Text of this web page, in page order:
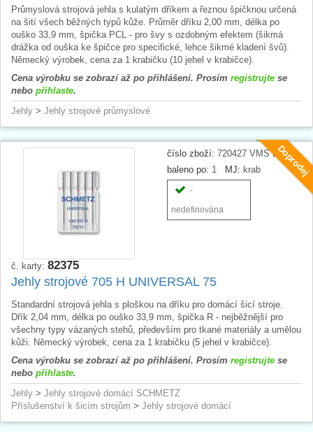
Průmyslová strojová jehla s kulatým dříkem a řeznou špičknou určená
na šití všech běžných typů kůže. Průměr dříku 2,00 mm, délka po
ouško 33,9 mm, špička PCL - pro švy s ozdobným efektem (šikmá
drážka od ouška ke špičce pro specifické, lehce šikmé kladení švů).
Německý výrobek, cena za 1 krabičku (10 jehel v krabičce).
Cena výrobku se zobrazí až po přihlášení. Prosím registrujte se
nebo přihlaste.
Jehly > Jehly strojové průmyslové
Doprodej
číslo zboží: 720427 VMS B5
baleno po: 1 MJ: krab
-
nedefinována
č. karty: 82375
Jehly strojové 705 H UNIVERSAL 75
Standardní strojová jehla s ploškou na dříku pro domácí šicí stroje.
Dřík 2,04 mm, délka po ouško 33,9 mm, špička R - nejběžnější pro
všechny typy vázaných stehů, především pro tkané materiály a umělou
kůži. Německý výrobek, cena za 1 krabičku (5 jehel v krabičce).
Cena výrobku se zobrazí až po přihlášení. Prosím registrujte se
nebo přihlaste.
Jehly > Jehly strojové domácí SCHMETZ
Příslušenství k šicím strojům > Jehly strojové domácí